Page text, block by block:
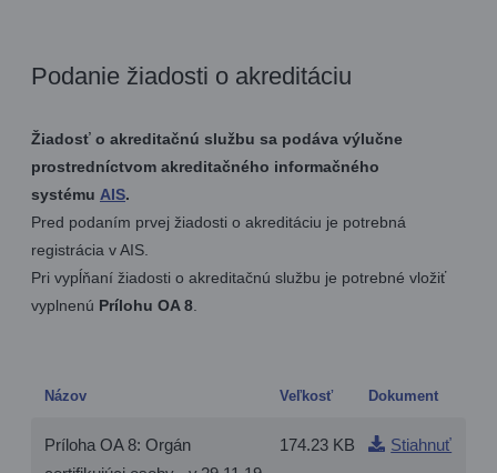
Podanie žiadosti o akreditáciu
Žiadosť o akreditačnú službu sa podáva výlučne
prostredníctvom akreditačného informačného
systému AIS.
Pred podaním prvej žiadosti o akreditáciu je potrebná
registrácia v AIS.
Pri vypĺňaní žiadosti o akreditačnú službu je potrebné vložiť
vyplnenú Prílohu OA 8
Názov Veľkosť Dokument
Príloha OA 8: Orgán
174.23 KB Stiahnuť